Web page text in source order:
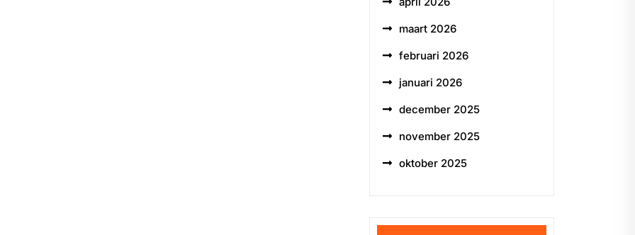
maart 2026
februari 2026
januari 2026
december 2025
november 2025
oktober 2025